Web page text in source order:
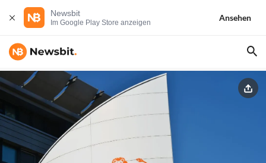
Newsbit
Im Google Play Store anzeigen
Ansehen